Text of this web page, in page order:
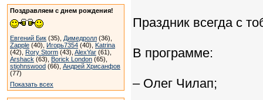
Поздравляем с днем рождения!
Евгений Бик (35), Димедролл (36),
Zapple (40), Игорь7354 (40), Katrina
(42), Rory Storm (43), AlexYar (61),
Arshack (63), Borick London (65),
stjohnswood (66), Андрей Хрисанфов
(77)
Показать всех
Праздник всегда с
В программе:
– Олег Чилап;